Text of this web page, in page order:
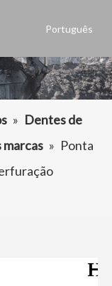
Português
العربية
Français
Pусский
» Dentes de
marcas » Ponta